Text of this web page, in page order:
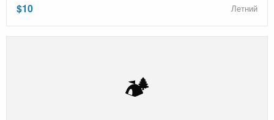
$10 Летний
🏕️